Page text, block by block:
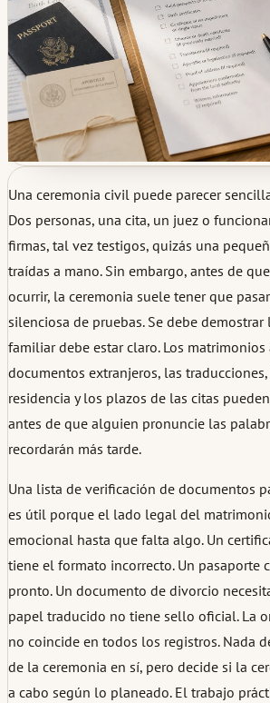
Una ceremonia civil puede parecer
Dos personas, una cita, un juez o
firmas, tal vez testigos, quizás una
traídas a mano. Sin embargo, antes de
ocurrir, la ceremonia suele tener que
silenciosa de pruebas. Se debe
familiar debe estar claro. Los matrimonios
documentos extranjeros, las
residencia y los plazos de las citas
antes de que alguien pronuncie las
recordarán más tarde.
Una lista de verificación de documentos
es útil porque el lado legal del
emocional hasta que falta algo. Un
tiene el formato incorrecto. Un pasaporte
pronto. Un documento de divorcio
papel traducido no tiene sello oficial. La
no coincide en todos los registros. Nada
de la ceremonia en sí, pero decide si la
a cabo según lo planeado. El trabajo